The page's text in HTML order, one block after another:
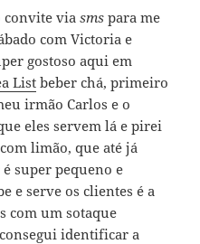
convite viasms para me
com Victoria e
gostoso aqui em
List beber chá, primeiro
irmão Carlos e o
eles servem lá e pirei
limão, que até já
super pequeno e
e serve os clientes é a
com um sotaque
identificar a